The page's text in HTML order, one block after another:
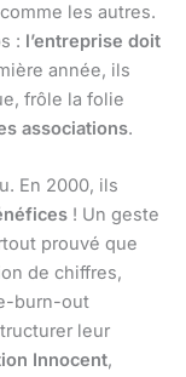
les autres.
: l’entreprise doit
année, ils
frôle la folie
associations.
En 2000, ils
! Un geste
prouvé que
de chiffres,
burn-out
leur
Innocent,